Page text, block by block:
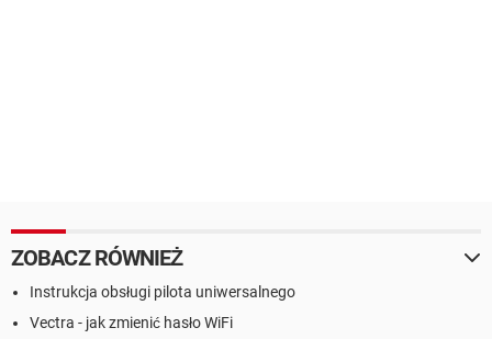
ZOBACZ RÓWNIEŻ
Instrukcja obsługi pilota uniwersalnego
Vectra - jak zmienić hasło WiFi